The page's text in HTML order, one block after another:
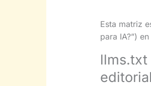
Esta matriz
para IA?”)
llms.txt